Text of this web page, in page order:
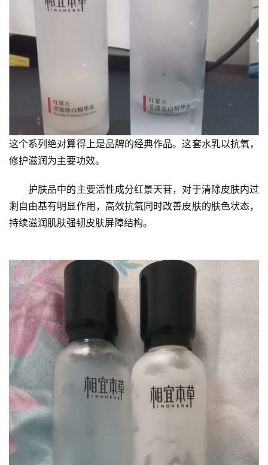
稿
诗
这个系列绝对算得上是品牌的经典作品。这套水乳以抗氧，
修护滋润为主要功效。
护肤品中的主要活性成分红景天苷，对于清除皮肤内过
剩自由基有明显作用，高效抗氧同时改善皮肤的肤色状态，
持续滋润肌肤强韧皮肤屏障结构。